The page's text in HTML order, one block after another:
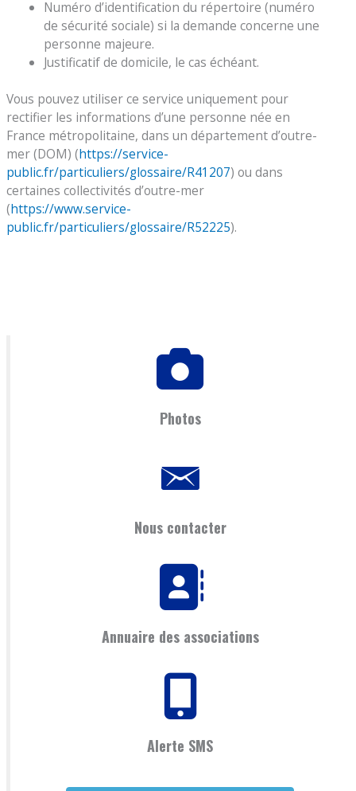
Numéro d’identification du répertoire (numéro
de sécurité sociale) si la demande concerne une
personne majeure.
Justificatif de domicile, le cas échéant.
Vous pouvez utiliser ce service uniquement pour
rectifier les informations d’une personne née en
France métropolitaine, dans un département d’outre-
mer (DOM) (https://service-
public.fr/particuliers/glossaire/R41207) ou dans
certaines collectivités d’outre-mer
(https://www.service-
public.fr/particuliers/glossaire/R52225).
Photos
Nous contacter
Annuaire des associations
Alerte SMS